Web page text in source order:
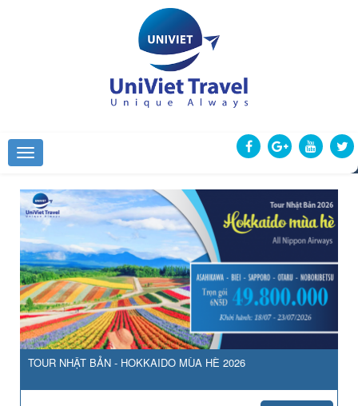
TOUR NHẬT BẢN - HOKKAIDO MÙA HÈ 2026